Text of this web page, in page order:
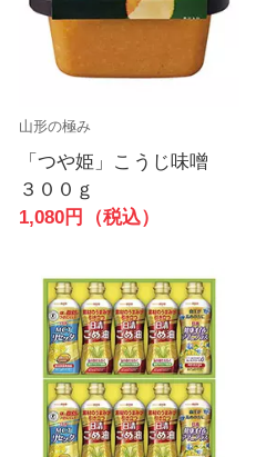
山形の極み
「つや姫」こうじ味噌
３００ｇ
1,080円（税込）